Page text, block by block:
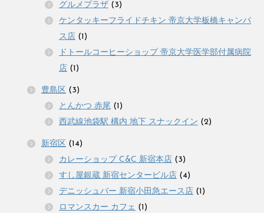
グルメプラザ (3)
ケンタッキーフライドチキン 帝京大学板橋キャンパ
ス店 (1)
ドトールコーヒーショップ 帝京大学医学部付属病院
店 (1)
豊島区 (3)
とんかつ 赤尾 (1)
西武線池袋駅 構内 地下 スナックイン (2)
新宿区 (14)
カレーショップ C&C 新宿本店 (3)
すし屋銀蔵 新宿センタービル店 (4)
デニッシュバー 新宿小田急エース店 (1)
ロマンスカー カフェ (1)